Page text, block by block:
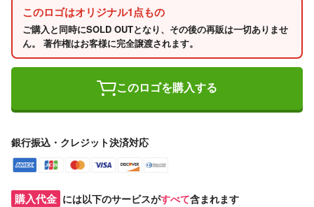
このロゴはオリジナル1点もの
ご購入と同時にSOLD OUTとなり、その後の再販は一切ありませ
ん。 著作権はお客様に完全譲渡されます。
このロゴを購入する
銀行振込・クレジット決済対応
購入代金 には以下のサービスがすべて含まれます